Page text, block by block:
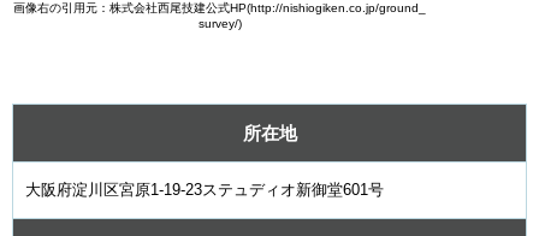
画像右の引用元：株式会社西尾技建公式HP(http://nishiogiken.co.jp/ground_
survey/)
所在地
大阪府淀川区宮原1-19-23ステュディオ新御堂601号